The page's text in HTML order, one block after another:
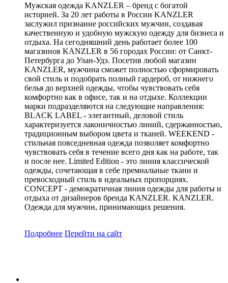
Мужская одежда KANZLER – бренд с богатой
историей. За 20 лет работы в России KANZLER
заслужил признание российских мужчин, создавая
качественную и удобную мужскую одежду для бизнеса и
отдыха. На сегодняшний день работает более 100
магазинов KANZLER в 56 городах России: от Санкт-
Петербурга до Улан-Удэ. Посетив любой магазин
KANZLER, мужчина сможет полностью сформировать
свой стиль и подобрать полный гардероб, от нижнего
белья до верхней одежды, чтобы чувствовать себя
комфортно как в офисе, так и на отдыхе. Коллекции
марки подразделяются на следующие направления:
BLACK LABEL - элегантный, деловой стиль
характеризуется лаконичностью линий, сдержанностью,
традиционным выбором цвета и тканей. WEEKEND -
cтильная повседневная одежда позволяет комфортно
чувствовать себя в течение всего дня как на работе, так
и после нее. Limited Edition - это линия классической
одежды, сочетающая в себе премиальные ткани и
превосходный стиль в идеальных пропорциях.
CONCEPT - демократичная линия одежды для работы и
отдыха от дизайнеров бренда KANZLER. KANZLER.
Одежда для мужчин, принимающих решения.
Подробнее Перейти на сайт